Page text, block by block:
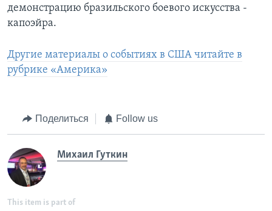
демонстрацию бразильского боевого искусства -
капоэйра.
Другие материалы о событиях в США читайте в
рубрике «Америка»
Поделиться Follow us
Михаил Гуткин
This item is part of